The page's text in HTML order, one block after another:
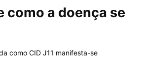
como a doença se
como CID J11 manifesta-se